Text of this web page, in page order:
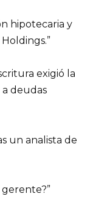
hipotecaria y
exigió la
deudas
un analista de